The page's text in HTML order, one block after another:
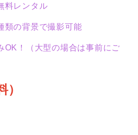
料レンタル
類の背景で撮影可能
OK！（大型の場合は事前にご